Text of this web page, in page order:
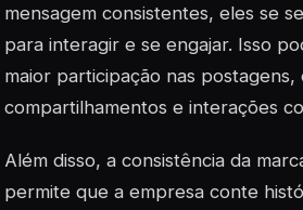
mensagem consistentes, eles se
para interagir e se engajar. Isso
maior participação nas postagens,
compartilhamentos e interações
Além disso, a consistência da
permite que a empresa conte